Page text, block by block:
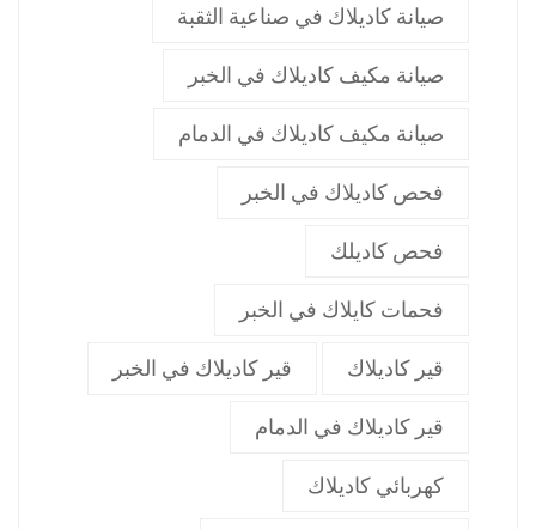
صيانة كاديلاك في صناعية الثقبة
صيانة مكيف كاديلاك في الخبر
صيانة مكيف كاديلاك في الدمام
فحص كاديلاك في الخبر
فحص كاديلك
فحمات كايلاك في الخبر
قير كاديلاك قير كاديلاك في الخبر
قير كاديلاك في الدمام
كهربائي كاديلاك